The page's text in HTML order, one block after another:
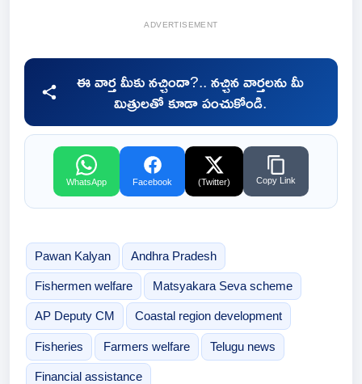
ADVERTISEMENT
ఈ వార్త మీకు నచ్చిందా?.. నచ్చిన వార్తలను మీ
మిత్రులతో కూడా పంచుకోండి.
WhatsApp Facebook (Twitter) Copy Link
Pawan Kalyan Andhra Pradesh
Fishermen welfare Matsyakara Seva scheme
AP Deputy CM Coastal region development
Fisheries Farmers welfare Telugu news
Financial assistance